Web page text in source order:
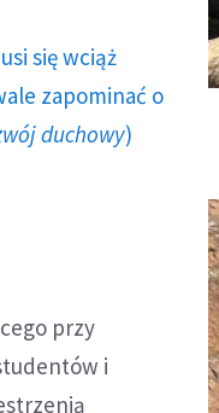
się wciąż
zapominać o
duchowy)
przy
i